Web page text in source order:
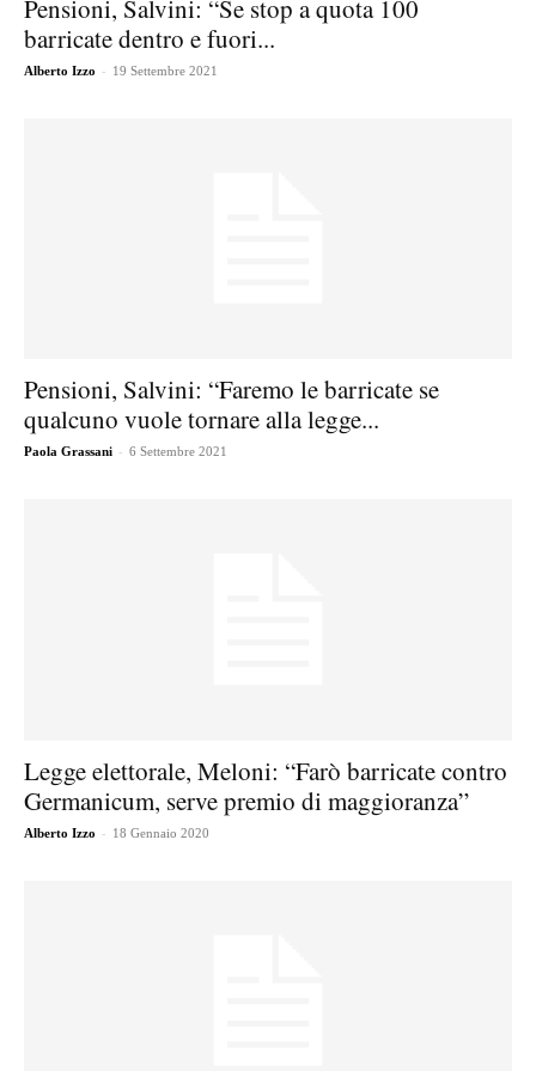
Pensioni, Salvini: “Se stop a quota 100
barricate dentro e fuori...
Alberto Izzo - 19 Settembre 2021
Pensioni, Salvini: “Faremo le barricate se
qualcuno vuole tornare alla legge...
Paola Grassani - 6 Settembre 2021
Legge elettorale, Meloni: “Farò barricate contro
Germanicum, serve premio di maggioranza”
Alberto Izzo - 18 Gennaio 2020